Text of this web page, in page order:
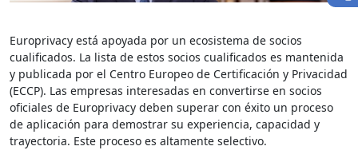
Europrivacy está apoyada por un ecosistema de socios
cualificados. La lista de estos socios cualificados es mantenida
y publicada por el Centro Europeo de Certificación y Privacidad
(ECCP). Las empresas interesadas en convertirse en socios
oficiales de Europrivacy deben superar con éxito un proceso
de aplicación para demostrar su experiencia, capacidad y
trayectoria. Este proceso es altamente selectivo.